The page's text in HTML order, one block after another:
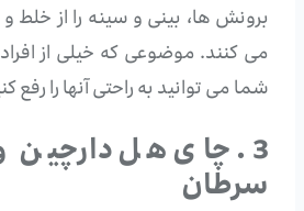
برونش ها، بینی و سینه را از
می کنند. موضوعی که خیلی از
شما می توانید به راحتی آنها را رفع
3. چای هل دارچین
سرطان